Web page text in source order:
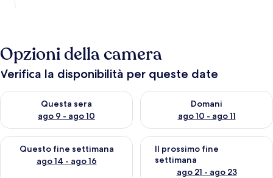
Opzioni della camera
Verifica la disponibilità per queste date
Questa sera
ago 9 - ago 10
Verifica la disponibilità per questa sera, ago 9 - ago 10
Domani
ago 10 - ago 11
Verifica la disponibilità per
Questo fine settimana
ago 14 - ago 16
Verifica la disponibilità per questo fine settimana, ago 14 -
Il prossimo fine
settimana
ago 21 - ago 23
Verifica la disponibilità per il